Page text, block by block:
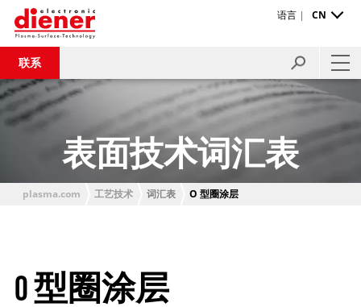
联系
语言 | CN
表面技术词汇表
plasma.com 工艺技术 词汇表 O 型圈涂层
O 型圈涂层